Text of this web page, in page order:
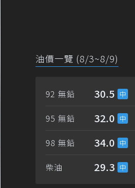
油價一覽 (8/3~8/9)
92 無鉛 30.5
95 無鉛 32.0
98 無鉛 34.0
柴油 29.3